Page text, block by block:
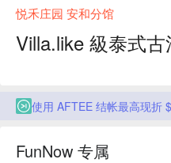
悦禾庄园 安和分馆
Villa.like 級泰式
使用 AFTEE 结帐最高现折
FunNow 专属